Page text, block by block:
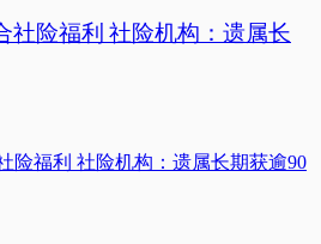
社险福利 社险机构：遗属长